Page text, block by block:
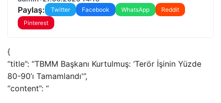
Paylaş: Twitter Facebook WhatsApp
Reddit
Pinterest
{
“title”: “TBMM Başkanı Kurtulmuş: ‘Terör İşinin Yüzde
80-90’ı Tamamlandı'”,
“content”: “